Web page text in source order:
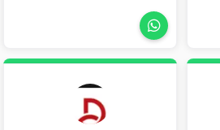
baños, cocinas y
Limpieza
post‑obra y de